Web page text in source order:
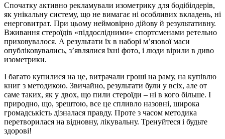
Спочатку активно рекламували изометрику для бодібілдерів,
як унікальну систему, що не вимагає ні особливих вкладень, ні
енерговитрат. При цьому неймовірно дійову й результативну.
Вживання стероїдів «піддослідними» спортсменами ретельно
приховувалося. А результати їх в наборі м’язової маси
опубліковувались, з’являлися їхні фото, і люди вірили в диво
изометрики.
І багато купилися на це, витрачали гроші на раму, на купівлю
книг з методикою. Звичайно, результати були у всіх, але от
саме таких, як у двох, що пили стероїди – ні в кого більше. І
природно, що, зрештою, все це спливло назовні, широка
громадськість дізналася правду. Проте з часом методика
перетворилася на відновну, лікувальну. Тренуйтеся і будьте
здорові!